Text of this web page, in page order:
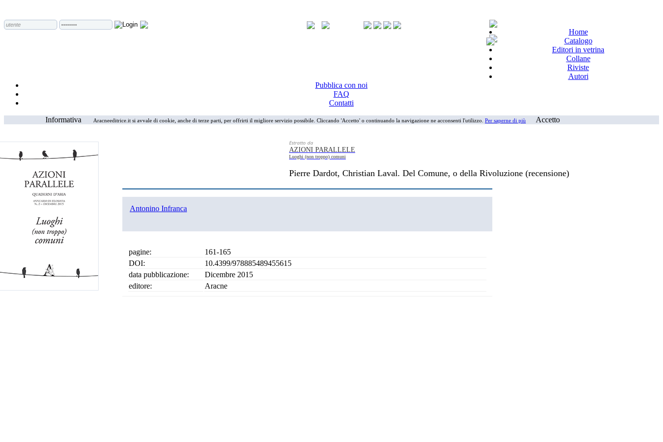
Home
Catalogo
Editori in vetrina
Collane
Riviste
Autori
Pubblica con noi
FAQ
Contatti
Informativa
Aracneeditrice.it si avvale di cookie, anche di terze parti, per offrirti il migliore servizio possibile. Cliccando 'Accetto' o continuando la navigazione ne acconsenti l'utilizzo. Per saperne di più Accetto
Estratto da
AZIONI PARALLELE
Luoghi (non troppo) comuni
Pierre Dardot, Christian Laval. Del Comune, o della Rivoluzione (recensione)
Antonino Infranca
pagine:
161-165
DOI:
10.4399/978885489455615
data pubblicazione:
Dicembre 2015
editore:
Aracne